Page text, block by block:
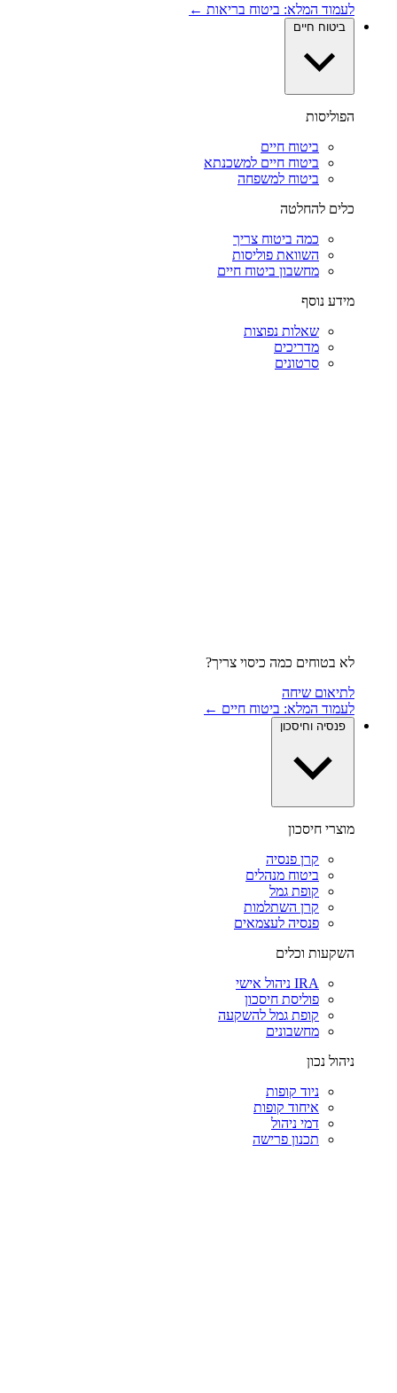
לעמוד המלא: ביטוח בריאות ←
ביטוח חיים
הפוליסות
ביטוח חיים
ביטוח חיים למשכנתא
ביטוח למשפחה
כלים להחלטה
כמה ביטוח צריך
השוואת פוליסות
מחשבון ביטוח חיים
מידע נוסף
שאלות נפוצות
מדריכים
סרטונים
לא בטוחים כמה כיסוי צריך?
לתיאום שיחה
לעמוד המלא: ביטוח חיים ←
פנסיה וחיסכון
מוצרי חיסכון
קרן פנסיה
ביטוח מנהלים
קופת גמל
קרן השתלמות
פנסיה לעצמאים
השקעות וכלים
IRA ניהול אישי
פוליסת חיסכון
קופת גמל להשקעה
מחשבונים
ניהול נכון
ניוד קופות
איחוד קופות
דמי ניהול
תכנון פרישה